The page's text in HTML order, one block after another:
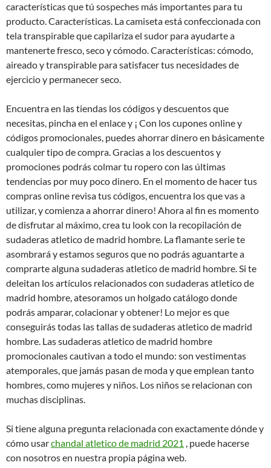
características que tú sospeches más importantes para tu
producto. Características. La camiseta está confeccionada con
tela transpirable que capilariza el sudor para ayudarte a
mantenerte fresco, seco y cómodo. Características: cómodo,
aireado y transpirable para satisfacer tus necesidades de
ejercicio y permanecer seco.
Encuentra en las tiendas los códigos y descuentos que
necesitas, pincha en el enlace y ¡ Con los cupones online y
códigos promocionales, puedes ahorrar dinero en básicamente
cualquier tipo de compra. Gracias a los descuentos y
promociones podrás colmar tu ropero con las últimas
tendencias por muy poco dinero. En el momento de hacer tus
compras online revisa tus códigos, encuentra los que vas a
utilizar, y comienza a ahorrar dinero! Ahora al fin es momento
de disfrutar al máximo, crea tu look con la recopilación de
sudaderas atletico de madrid hombre. La flamante serie te
asombrará y estamos seguros que no podrás aguantarte a
comprarte alguna sudaderas atletico de madrid hombre. Si te
deleitan los artículos relacionados con sudaderas atletico de
madrid hombre, atesoramos un holgado catálogo donde
podrás amparar, colacionar y obtener! Lo mejor es que
conseguirás todas las tallas de sudaderas atletico de madrid
hombre. Las sudaderas atletico de madrid hombre
promocionales cautivan a todo el mundo: son vestimentas
atemporales, que jamás pasan de moda y que emplean tanto
hombres, como mujeres y niños. Los niños se relacionan con
muchas disciplinas.
Si tiene alguna pregunta relacionada con exactamente dónde y
cómo usarchandal atletico de madrid 2021 , puede hacerse
con nosotros en nuestra propia página web.